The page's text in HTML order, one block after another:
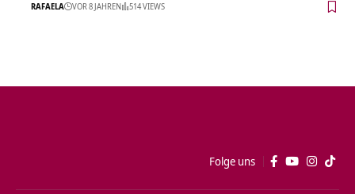
RAFAELA VOR 8 JAHREN 514 VIEWS
Folge uns